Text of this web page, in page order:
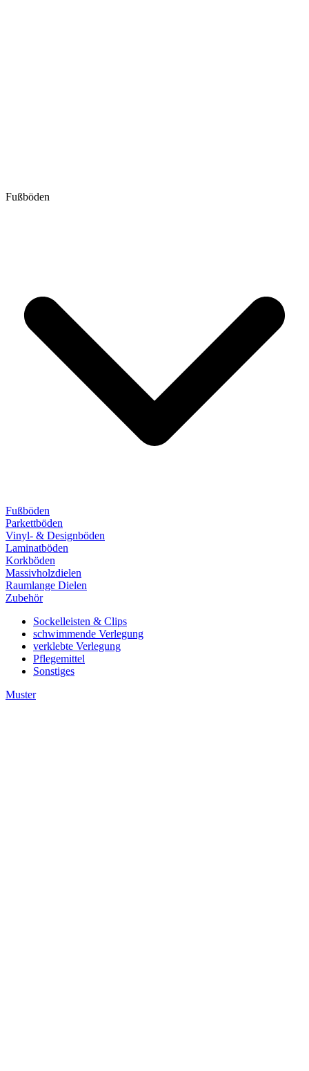
Fußböden
Fußböden
Parkettböden
Vinyl- & Designböden
Laminatböden
Korkböden
Massivholzdielen
Raumlange Dielen
Zubehör
Sockelleisten & Clips
schwimmende Verlegung
verklebte Verlegung
Pflegemittel
Sonstiges
Muster